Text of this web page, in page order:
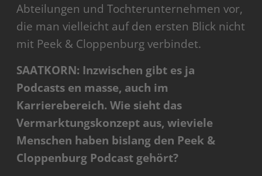
Abteilungen und Tochterunternehmen vor,
die man vielleicht auf den ersten Blick nicht
mit Peek & Cloppenburg verbindet.
SAATKORN: Inzwischen gibt es ja
Podcasts en masse, auch im
Karrierebereich. Wie sieht das
Vermarktungskonzept aus, wieviele
Menschen haben bislang den Peek &
Cloppenburg Podcast gehört?